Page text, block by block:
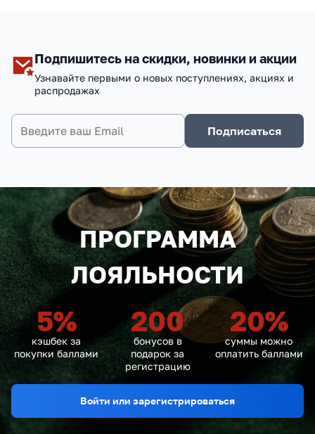
Подпишитесь на скидки, новинки и акции
Узнавайте первыми о новых поступлениях, акциях и
распродажах
Подписаться
ПРОГРАММА
ЛОЯЛЬНОСТИ
5%
кэшбек за
покупки баллами
200
бонусов в
подарок за
регистрацию
20%
суммы можно
оплатить баллами
Войти или зарегистрироваться